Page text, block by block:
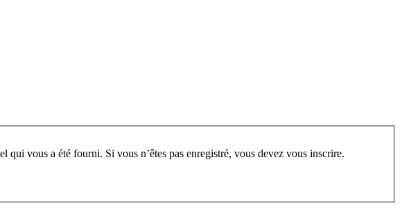
Pour participer à ce forum, vous devez vous enregistrer au préalable. Merci d’indiquer ci-dessous l’identifiant personnel qui vous a été fourni. Si vous n’êtes pas enregistré, vous devez vous inscrire.